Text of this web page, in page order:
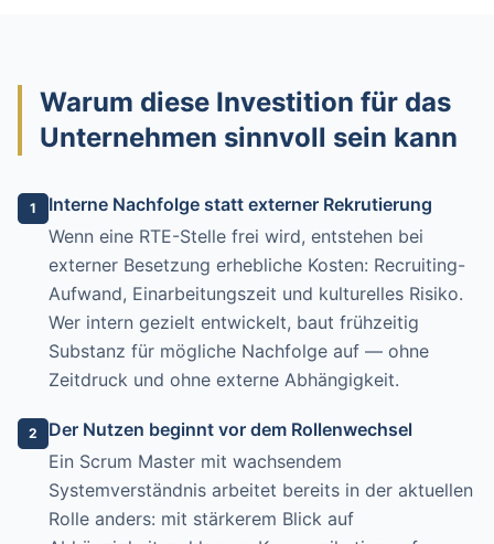
Warum diese Investition für das
Unternehmen sinnvoll sein kann
1
Interne Nachfolge statt externer Rekrutierung
Wenn eine RTE-Stelle frei wird, entstehen bei
externer Besetzung erhebliche Kosten: Recruiting-
Aufwand, Einarbeitungszeit und kulturelles Risiko.
Wer intern gezielt entwickelt, baut frühzeitig
Substanz für mögliche Nachfolge auf — ohne
Zeitdruck und ohne externe Abhängigkeit.
2
Der Nutzen beginnt vor dem Rollenwechsel
Ein Scrum Master mit wachsendem
Systemverständnis arbeitet bereits in der aktuellen
Rolle anders: mit stärkerem Blick auf